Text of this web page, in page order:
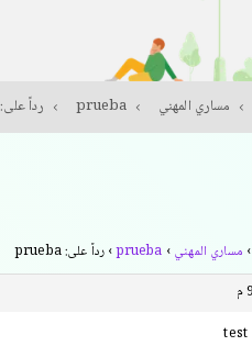
مساري المهني prueba رداً على: prueba
› مساري المهني›
prueba
›رداً على: prueba
test